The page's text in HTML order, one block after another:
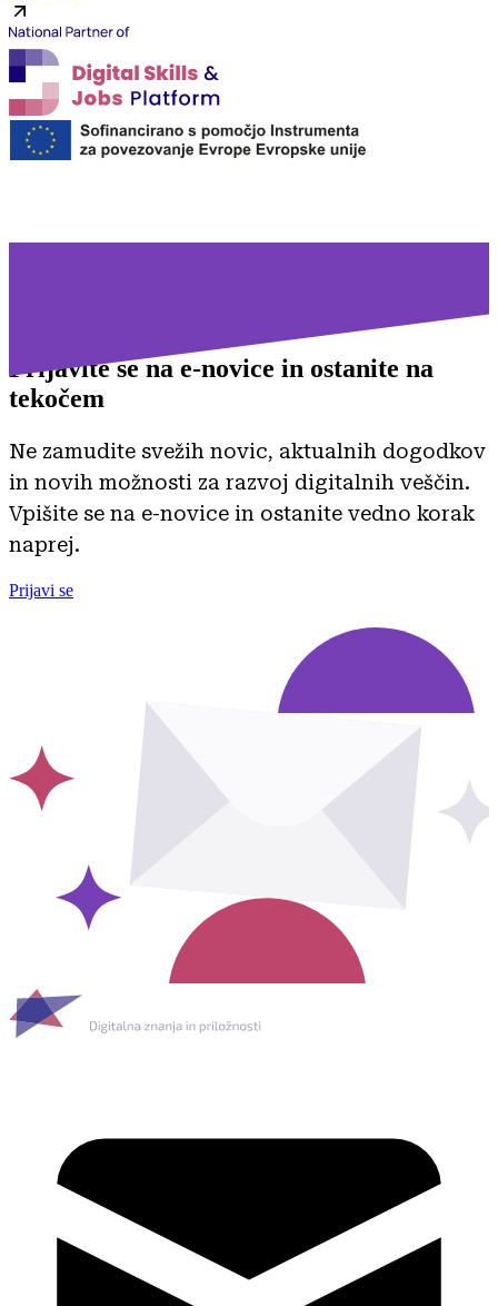
Prijavite se na e-novice in ostanite na
tekočem
Ne zamudite svežih novic, aktualnih dogodkov
in novih možnosti za razvoj digitalnih veščin.
Vpišite se na e-novice in ostanite vedno korak
naprej.
Prijavi se